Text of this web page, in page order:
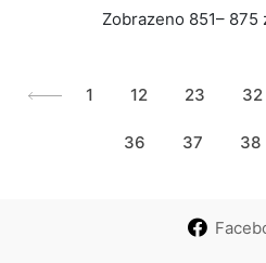
Zobrazeno 851– 875
1 12 23 32
36 37 38